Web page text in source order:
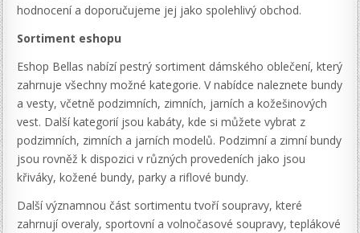
hodnocení a doporučujeme jej jako spolehlivý obchod.
Sortiment eshopu
Eshop Bellas nabízí pestrý sortiment dámského oblečení, který
zahrnuje všechny možné kategorie. V nabídce naleznete bundy
a vesty, včetně podzimních, zimních, jarních a kožešinových
vest. Další kategorií jsou kabáty, kde si můžete vybrat z
podzimních, zimních a jarních modelů. Podzimní a zimní bundy
jsou rovněž k dispozici v různých provedeních jako jsou
křiváky, kožené bundy, parky a riflové bundy.
Další významnou část sortimentu tvoří soupravy, které
zahrnují overaly, sportovní a volnočasové soupravy, teplákové